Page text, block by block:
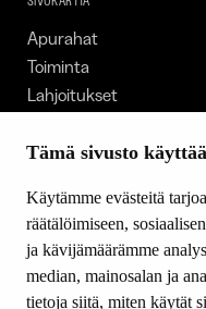
Tämä sivusto
Käytämme evästeitä
räätälöimiseen,
ja kävijämäärämme
median, mainosalan ja
tietoja siitä, miten käytät
Apurahat
Toiminta
Lahjoitukset
Ajankohtaista
Yhteystiedot
SEURAA MEITÄ